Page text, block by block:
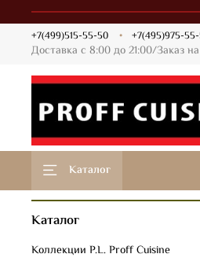
Доставка с 8:00 до 21:00/Заказ
+7(499)515-55-50 +7(495)975-
Каталог
Каталог
Коллекции P.L. Proff Cuisine